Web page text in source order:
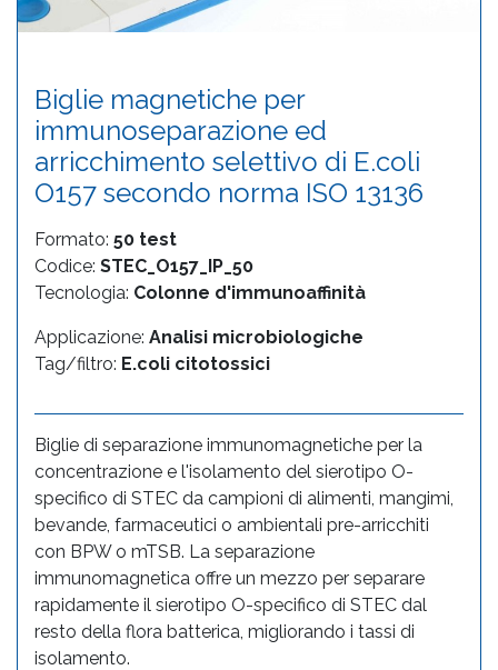
Biglie magnetiche per
immunoseparazione ed
arricchimento selettivo di E.coli
O157 secondo norma ISO 13136
Formato: 50 test
Codice: STEC_O157_IP_50
Tecnologia: Colonne d'immunoaffinità
Applicazione: Analisi microbiologiche
Tag/filtro: E.coli citotossici
Biglie di separazione immunomagnetiche per la
concentrazione e l'isolamento del sierotipo O-
specifico di STEC da campioni di alimenti, mangimi,
bevande, farmaceutici o ambientali pre-arricchiti
con BPW o mTSB. La separazione
immunomagnetica offre un mezzo per separare
rapidamente il sierotipo O-specifico di STEC dal
resto della flora batterica, migliorando i tassi di
isolamento.